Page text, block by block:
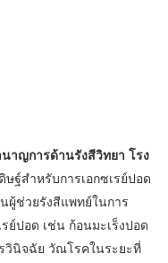
าญการด้านรังสีวิทยา โรง
ฐ์สำหรับการเอกซเรย์ปอด
นผู้ช่วยรังสีแพทย์ในการ
ย์ปอด เช่น ก้อนมะเร็งปอด
วินิจฉัย วัณโรคในระยะที่